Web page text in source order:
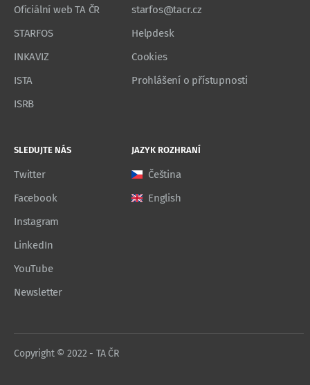
Oficiální web TA ČR
STARFOS
INKAVIZ
ISTA
ISRB
starfos@tacr.cz
Helpdesk
Cookies
Prohlášení o přístupnosti
SLEDUJTE NÁS
Twitter
Facebook
Instagram
LinkedIn
YouTube
Newsletter
JAZYK ROZHRANÍ
Čeština
English
Copyright © 2022 - TA ČR